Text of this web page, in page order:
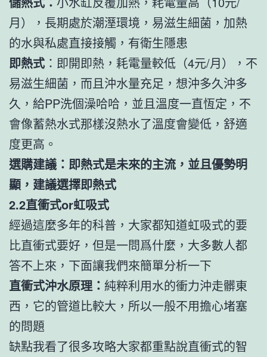
月），長期處於潮溼環境，易滋生細菌，加熱
的水與私處直接接觸，有衛生隱患
即熱式 ：即開即熱，耗電量較低（4元/月），不
易滋生細菌，而且沖水量充足，想沖多久沖多
久，給PP洗個澡哈哈，並且溫度一直恆定，不
會像蓄熱水式那樣沒熱水了溫度會變低，舒適
度更高。
選購建議：即熱式是未來的主流，並且優勢明
顯，建議選擇即熱式
2.2直衝式or虹吸式
經過這麼多年的科普，大家都知道虹吸式的要
比直衝式要好，但是一問爲什麼，大多數人都
答不上來，下面讓我們來簡單分析一下
直衝式沖水原理： 純粹利用水的衝力沖走髒東
西，它的管道比較大，所以一般不用擔心堵塞
的問題
缺點我看了很多攻略大家都重點說直衝式的智